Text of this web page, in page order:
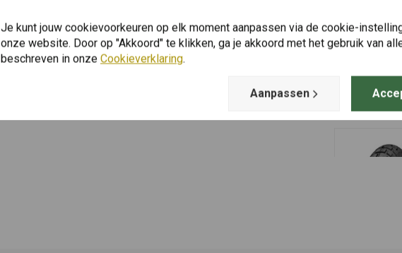
150/70 |
Je kunt jouw cookievoorkeuren op elk moment aanpassen via de cookie-
onze website. Door op "Akkoord" te klikken, ga je akkoord met het gebruik van
beschreven in onze Cookieverklaring.
Aanpassen